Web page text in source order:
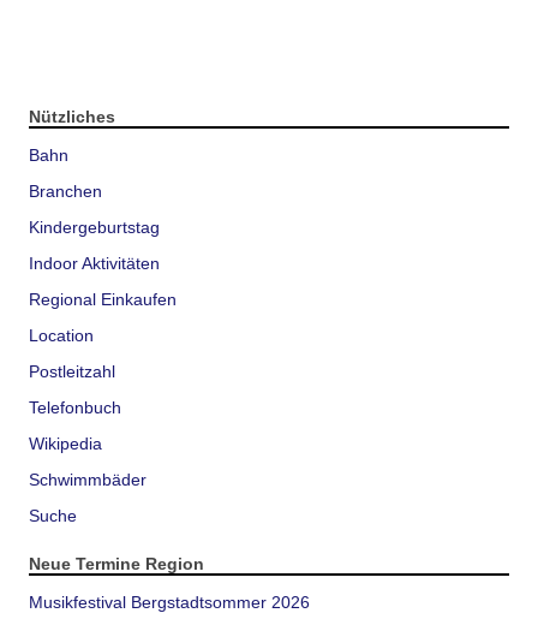
Nützliches
Bahn
Branchen
Kindergeburtstag
Indoor Aktivitäten
Regional Einkaufen
Location
Postleitzahl
Telefonbuch
Wikipedia
Schwimmbäder
Suche
Neue Termine Region
Musikfestival Bergstadtsommer 2026